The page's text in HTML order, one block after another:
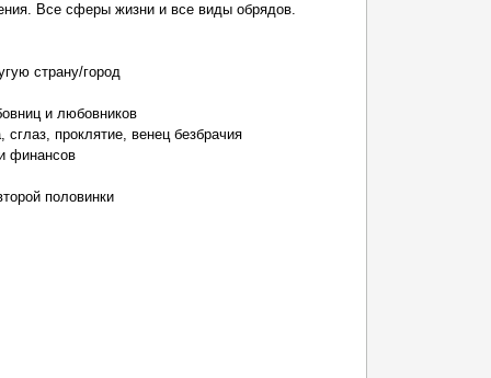
Все сферы жизни и все виды обрядов.
страну/город
и любовников
проклятие, венец безбрачия
финансов
половинки